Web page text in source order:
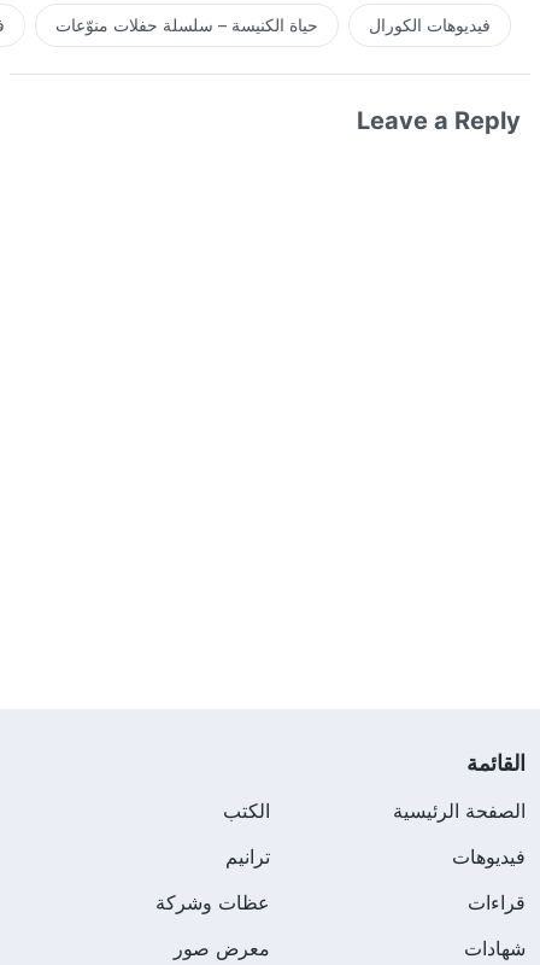
فيديوهات الكورال حياة الكنيسة – سلسلة حفلات منوّعات
Leave a Reply
القائمة
الصفحة الرئيسية
الكتب
فيديوهات
ترانيم
قراءات
عظات وشركة
شهادات
معرض صور